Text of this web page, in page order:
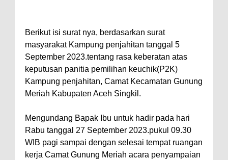
Berikut isi surat nya, berdasarkan surat
masyarakat Kampung penjahitan tanggal 5
September 2023.tentang rasa keberatan atas
keputusan panitia pemilihan keuchik(P2K)
Kampung penjahitan, Camat Kecamatan Gunung
Meriah Kabupaten Aceh Singkil.
Mengundang Bapak Ibu untuk hadir pada hari
Rabu tanggal 27 September 2023.pukul 09.30
WIB pagi sampai dengan selesai tempat ruangan
kerja Camat Gunung Meriah acara penyampaian